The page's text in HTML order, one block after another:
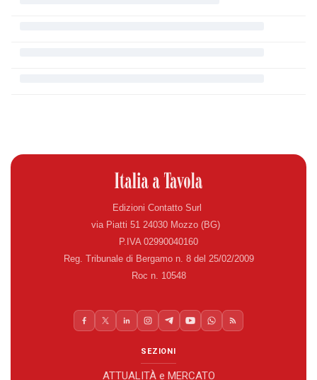
Edizioni Contatto Surl
via Piatti 51 24030 Mozzo (BG)
P.IVA 02990040160
Reg. Tribunale di Bergamo n. 8 del 25/02/2009
Roc n. 10548
SEZIONI
ATTUALITÀ e MERCATO